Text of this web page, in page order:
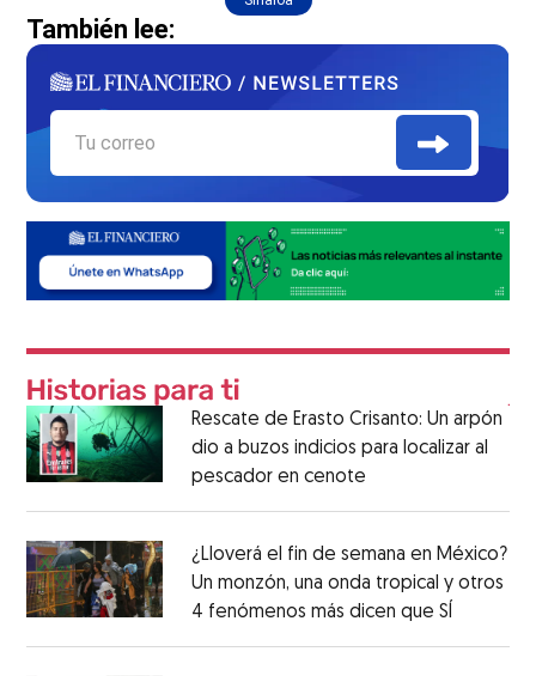
También lee:
Rescate de Erasto Crisanto: Un arpón
dio a buzos indicios para localizar al
pescador en cenote
¿Lloverá el fin de semana en México?
Un monzón, una onda tropical y otros
4 fenómenos más dicen que SÍ